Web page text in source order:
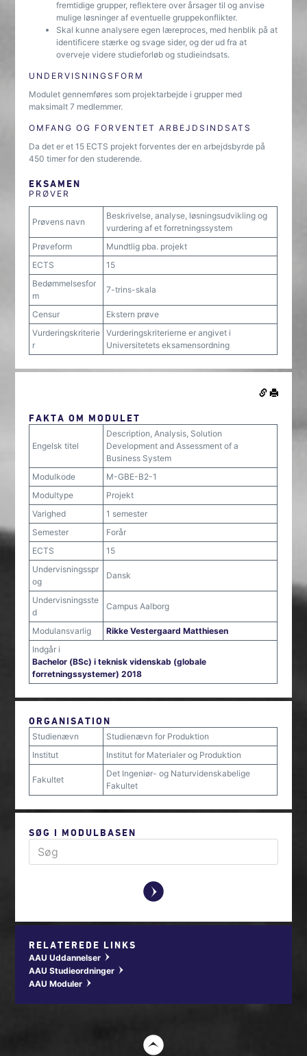
fremtidige grupper, reflektere over årsager til og anvise
mulige løsninger af eventuelle gruppekonflikter.
Skal kunne analysere egen læreproces, med henblik på at
identificere stærke og svage sider, og der ud fra at
overveje videre studieforløb og studieindsats.
UNDERVISNINGSFORM
Modulet gennemføres som projektarbejde i grupper med
maksimalt 7 medlemmer.
OMFANG OG FORVENTET ARBEJDSINDSATS
Da det er et 15 ECTS projekt forventes der en arbejdsbyrde på
450 timer for den studerende.
EKSAMEN
PRØVER
Prøvens navn
Beskrivelse, analyse, løsningsudvikling og
vurdering af et forretningssystem
Prøveform
Mundtlig pba. projekt
ECTS
15
Bedømmelsesfor
m
7-trins-skala
Censur
Ekstern prøve
Vurderingskriterie
r
Vurderingskriterierne er angivet i
Universitetets eksamensordning
FAKTA OM MODULET
Engelsk titel
Description, Analysis, Solution
Development and Assessment of a
Business System
Modulkode
M-GBE-B2-1
Modultype
Projekt
Varighed
1 semester
Semester
Forår
ECTS
15
Undervisningsspr
og
Dansk
Undervisningsste
d
Campus Aalborg
Modulansvarlig
Rikke Vestergaard Matthiesen
Indgår i
Bachelor (BSc) i teknisk videnskab (globale
forretningssystemer) 2018
ORGANISATION
Studienævn
Studienævn for Produktion
Institut
Institut for Materialer og Produktion
Fakultet
Det Ingeniør- og Naturvidenskabelige
Fakultet
SØG I MODULBASEN
y
RELATEREDE LINKS
AAU Uddannelser w
AAU Studieordninger w
AAU Moduler w
t